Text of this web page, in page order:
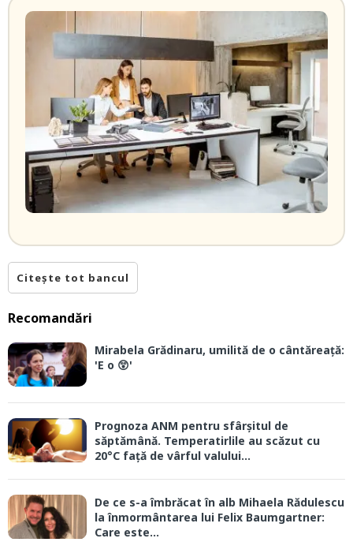
Citește tot bancul
Recomandări
Mirabela Grădinaru, umilită de o cântăreață:
'E o 😲'
Prognoza ANM pentru sfârșitul de
săptămână. Temperatirlile au scăzut cu
20°C față de vârful valului...
De ce s-a îmbrăcat în alb Mihaela Rădulescu
la înmormântarea lui Felix Baumgartner:
Care este...